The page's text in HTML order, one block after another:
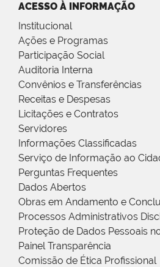
ACESSO À INFORMAÇÃO
Institucional
Ações e Programas
Participação Social
Auditoria Interna
Convênios e Transferências
Receitas e Despesas
Licitações e Contratos
Servidores
Informações Classificadas
Serviço de Informação ao
Perguntas Frequentes
Dados Abertos
Obras em Andamento e
Processos Administrativos
Proteção de Dados Pessoais
Painel Transparência
Comissão de Ética Profissional